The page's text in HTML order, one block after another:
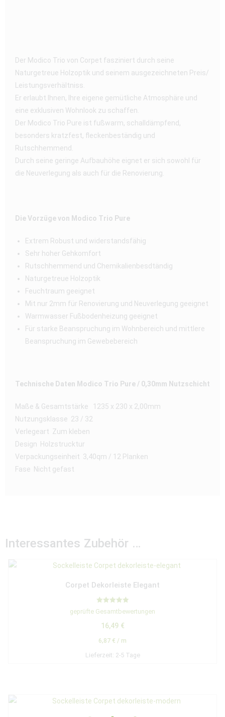
Der Modico Trio von Corpet fasziniert durch seine
Naturgetreue Holzoptik und seinem ausgezeichneten Preis/
Leistungsverhältniss.
Er erlaubt Ihnen, Ihre eigene gemütliche Atmosphäre und
eine exklusiven Wohnlook zu schaffen.
Der Modico Trio Pure ist fußwarm, schalldämpfend,
besonders kratzfest, fleckenbeständig und
Rutschhemmend.
Durch seine geringe Aufbauhöhe eignet er sich sowohl für
die Neuverlegung als auch für die Renovierung.
Die Vorzüge von Modico Trio Pure
Extrem Robust und widerstandsfähig
Sehr hoher Gehkomfort
Rutschhemmend und Chemikalienbesdtändig
Naturgetreue Holzoptik
Feuchtraum geeignet
Mit nur 2mm für Renovierung und Neuverlegung geeignet
Warmwasser Fußbodenheizung geeignet
Für starke Beanspruchung im Wohnbereich und mittlere
Beanspruchung im Gewebebereich
Technische Daten Modico Trio Pure / 0,30mm Nutzschicht
Maße & Gesamtstärke 1235 x 230 x 2,00mm
Nutzungsklasse 23 / 32
Verlegeart Zum kleben
Design Holzstrucktur
Verpackungseinheit 3,40qm / 12 Planken
Fase Nicht gefast
Interessantes Zubehör …
Corpet Dekorleiste Elegant
Bewertet mit
5.00
geprüfte Gesamtbewertungen
16,49 €
6,87 € / m
Lieferzeit: 2-5 Tage